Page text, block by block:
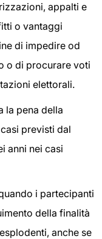
appalti e
o vantaggi
di impedire od
o di procurare voti
elettorali.
la pena della
previsti dal
anni nei casi
i partecipanti
della finalità
anche se